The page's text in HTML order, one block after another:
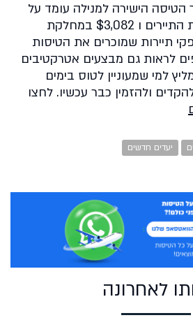
(22.1) מחיר הטיסה הישירה למנילה עומד על
$922 לטיסה במחלקת התיירים ו $3,082 במחלקת
תיירות שמוכרים את הטיסות
אנו צופים לראות גם מבצעים אטרקטיבים
למי שמעוניין לטוס בימים
ולהזמין כבר עכשיו. לחצו
יעדים חדשים
לאחרונה